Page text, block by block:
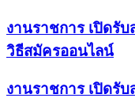
งานราชการ เปิดรั
วิธีสมัครออนไลน์
งานราชการ เปิดรั